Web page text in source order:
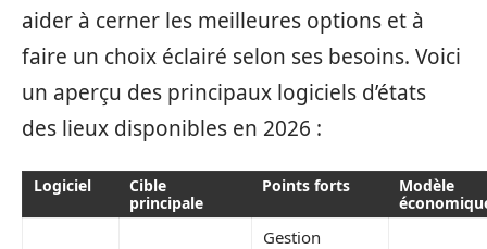
aider à cerner les meilleures options et à
faire un choix éclairé selon ses besoins. Voici
un aperçu des principaux logiciels d’états
des lieux disponibles en 2026 :
Logiciel
Cible
principale
Points forts
Modèle
Gestion